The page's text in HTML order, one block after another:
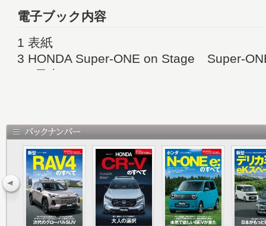
電子ブック内容
1 表紙
3 HONDA Super-ONE on Stage Super-
10 目次
ンEV
22 The Story of Project Super-ONE開発
ー
26 Design Interview 五感に語りかけてく
34 Competitors ライバル比較インプレッ
するEVホットハッチ HONDA Super-ONE
MINI ALL-ELECTRIC MINI COOPER ×